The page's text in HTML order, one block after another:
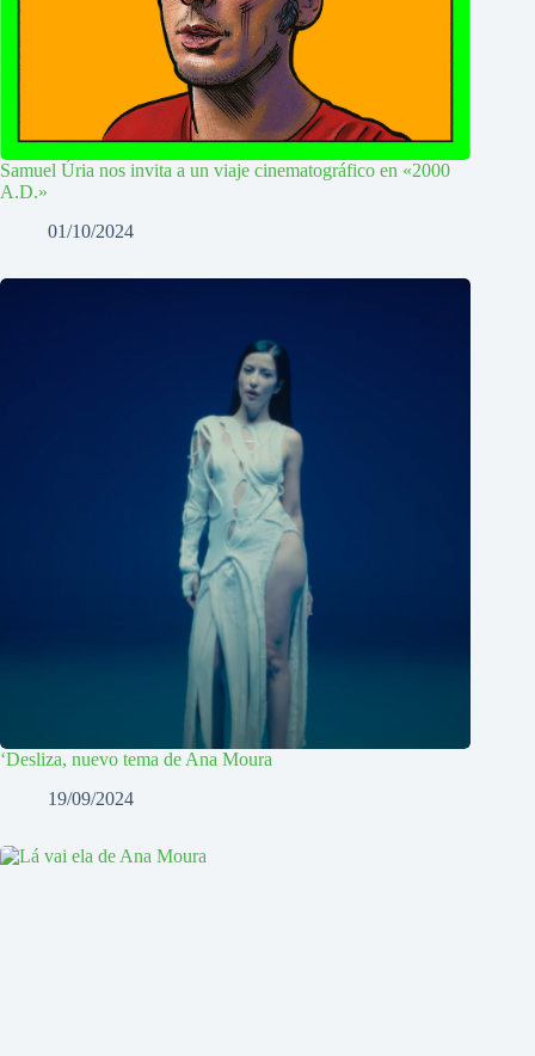
Samuel Úria nos invita a un viaje cinematográfico en «2000
A.D.»
01/10/2024
‘Desliza, nuevo tema de Ana Moura
19/09/2024